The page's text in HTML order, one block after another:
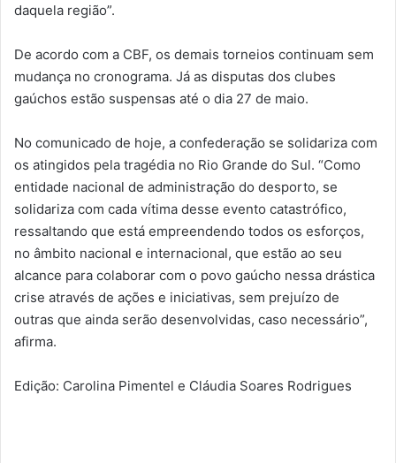
daquela região”.
De acordo com a CBF, os demais torneios continuam sem
mudança no cronograma. Já as disputas dos clubes
gaúchos estão suspensas até o dia 27 de maio.
No comunicado de hoje, a confederação se solidariza com
os atingidos pela tragédia no Rio Grande do Sul. “Como
entidade nacional de administração do desporto, se
solidariza com cada vítima desse evento catastrófico,
ressaltando que está empreendendo todos os esforços,
no âmbito nacional e internacional, que estão ao seu
alcance para colaborar com o povo gaúcho nessa drástica
crise através de ações e iniciativas, sem prejuízo de
outras que ainda serão desenvolvidas, caso necessário”,
afirma.
Edição: Carolina Pimentel e Cláudia Soares Rodrigues